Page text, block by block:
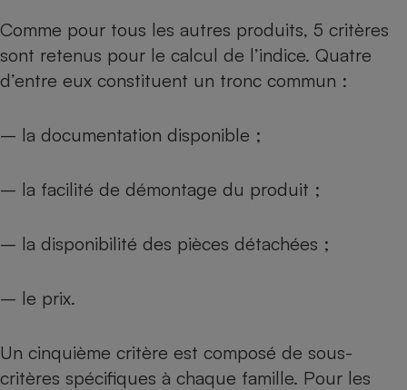
Comme pour tous les autres produits, 5 critères
sont retenus pour le calcul de l’indice. Quatre
d’entre eux constituent un tronc commun :
– la documentation disponible ;
– la facilité de démontage du produit ;
– la disponibilité des pièces détachées ;
– le prix.
Un cinquième critère est composé de sous-
critères spécifiques à chaque famille. Pour les
Plaque de cuisson à
Téléphone mobile -
Smartphone
Antivirus
Ventilateur